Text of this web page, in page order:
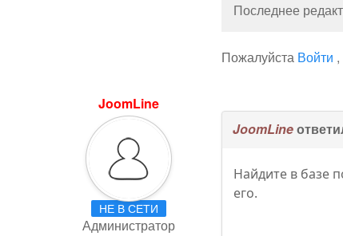
Последнее
Пожалуйста Войти
JoomLine
НЕ В СЕТИ
Администратор
JoomLine
Найдите в базе
его.